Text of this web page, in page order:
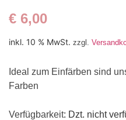
€ 6,00
inkl. 10 % MwSt. zzgl.
Ideal zum Einfärben sind
Farben
Verfügbarkeit: Dzt. nicht